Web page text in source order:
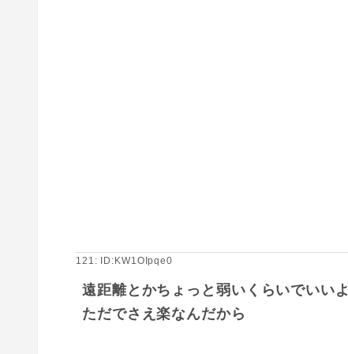
121: ID:KW1OIpqe0
遠距離とかちょっと弱いくらいでいいよ
ただでさえ楽なんだから